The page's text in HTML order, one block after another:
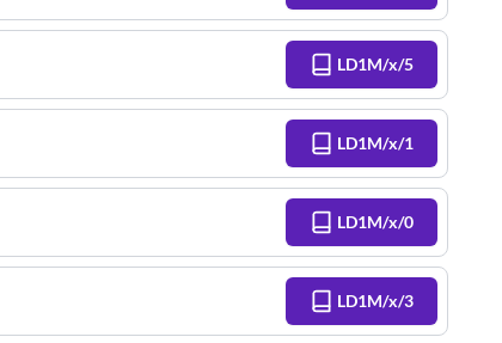
LD1M/x/5
LD1M/x/1
LD1M/x/0
LD1M/x/3